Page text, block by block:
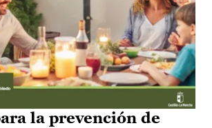
la prevención de